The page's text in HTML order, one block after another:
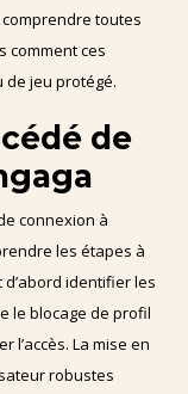
toutes
comment ces
jeu protégé.
de
connexion à
les étapes à
identifier les
le blocage de profil
La mise en
robustes